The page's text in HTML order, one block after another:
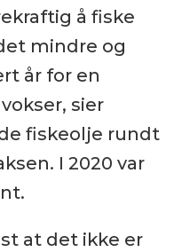
å fiske
mindre og
år for en
sier
fiskeolje rundt
I 2020 var
at det ikke er